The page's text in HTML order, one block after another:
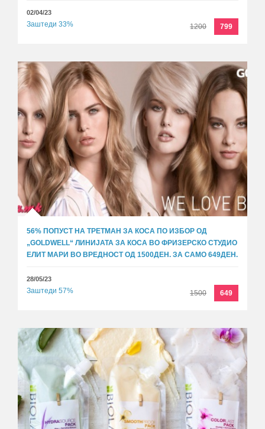
02/04/23
Заштеди 33% 1200 799
56% ПОПУСТ НА ТРЕТМАН ЗА КОСА ПО ИЗБОР ОД
„GOLDWЕLL“ ЛИНИЈАТА ЗА КОСА ВО ФРИЗЕРСКО СТУДИО
ЕЛИТ МАРИ ВО ВРЕДНОСТ ОД 1500ДЕН. ЗА САМО 649ДЕН.
28/05/23
Заштеди 57% 1500 649